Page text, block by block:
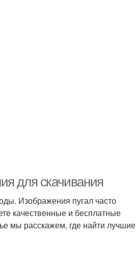
для скачивания
Изображения пугал часто
качественные и бесплатные
мы расскажем, где найти лучшие